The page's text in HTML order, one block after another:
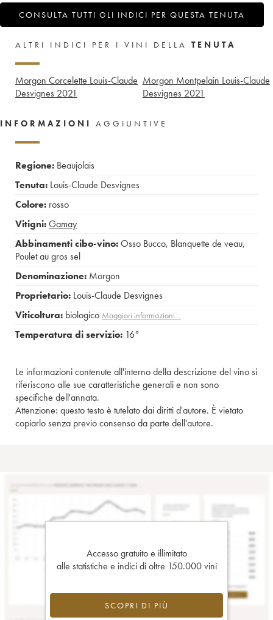
CONSULTA TUTTI GLI INDICI PER QUESTA TENUTA
ALTRI INDICI PER I VINI DELLA TENUTA
Morgon Corcelette Louis-Claude
Desvignes 2021
Morgon Montpelain Louis-Claude
Desvignes 2021
INFORMAZIONI AGGIUNTIVE
Regione: Beaujolais
Tenuta: Louis-Claude Desvignes
Colore: rosso
Vitigni:Gamay
Abbinamenti cibo-vino:Osso Bucco, Blanquette de veau,
Poulet au gros sel
Denominazione: Morgon
Proprietario: Louis-Claude Desvignes
Viticoltura: biologico Maggiori informazioni…
Temperatura di servizio: 16°
Le informazioni contenute all'interno della descrizione del vino si
riferiscono alle sue caratteristiche generali e non sono
specifiche dell'annata.
Attenzione: questo testo è tutelato dai diritti d'autore. È vietato
copiarlo senza previo consenso da parte dell'autore.
Accesso gratuito e illimitato
alle statistiche e indici di oltre 150.000 vini
SCOPRI DI PIÙ